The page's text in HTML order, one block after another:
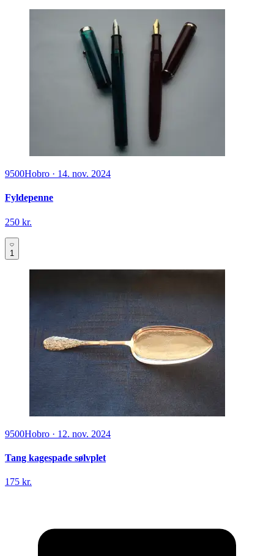
9500Hobro · 14. nov. 2024
Fyldepenne
250 kr.
1
9500Hobro · 12. nov. 2024
Tang kagespade sølvplet
175 kr.